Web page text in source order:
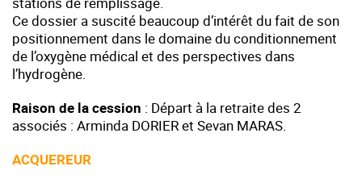
Ce dossier a suscité beaucoup d’intérêt du fait de son
positionnement dans le domaine du conditionnement
de l’oxygène médical et des perspectives dans
l’hydrogène.
Raison de la cession : Départ à la retraite des 2
associés : Arminda DORIER et Sevan MARAS.
ACQUEREUR